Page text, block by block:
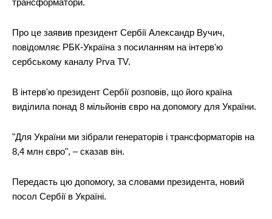
Про це заявив президент Сербії Александр Вучич,
повідомляє РБК-Україна з посиланням на інтерв'ю
сербському каналу Prva TV.
В інтерв'ю президент Сербії розповів, що його країна
виділила понад 8 мільйонів євро на допомогу для України.
"Для України ми зібрали генераторів і трансформаторів на
8,4 млн євро", – сказав він.
Передасть цю допомогу, за словами президента, новий
посол Сербії в Україні.